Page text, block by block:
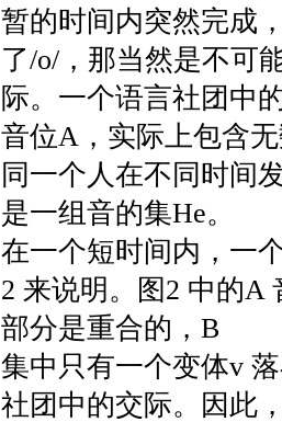
暂的时间内突然完成
了/o/，那当然是不可
际。一个语言社团中
音位A，实际上包含
同一个人在不同时间
是一组音的集He。
在一个短时间内，一
2 来说明。图2 中的A
部分是重合的，B
集中只有一个变体v
社团中的交际。因此